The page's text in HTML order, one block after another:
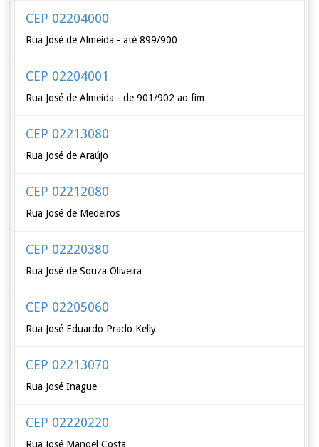
CEP 02204000
Rua José de Almeida - até 899/900
CEP 02204001
Rua José de Almeida - de 901/902 ao fim
CEP 02213080
Rua José de Araújo
CEP 02212080
Rua José de Medeiros
CEP 02220380
Rua José de Souza Oliveira
CEP 02205060
Rua José Eduardo Prado Kelly
CEP 02213070
Rua José Inague
CEP 02220220
Rua José Manoel Costa